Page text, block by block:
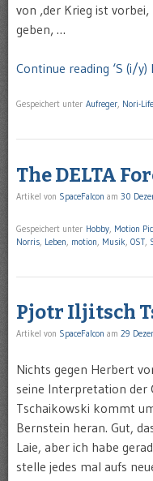
von ‚der Krieg ist
geben‚ …
Continue reading ‘S (i/y)
Gespeichert unter Aufreger Nori-Life
The DELTA
Artikel von SpaceFalcon am 30
Gespeichert unter Hobby Motion
Norris Leben motion Musik OST
Pjotr Iljitsch
Artikel von SpaceFalcon am 29
Nichts gegen Herbert
seine Interpretation der
Tschaikowski kommt
Bernstein heran. Gut,
Laie, aber ich habe
stelle jedes mal aufs